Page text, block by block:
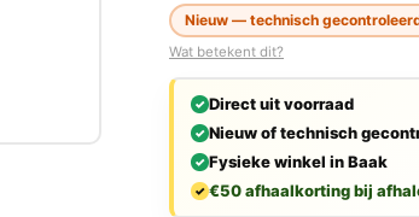
Nieuw — technisch
Wat betekent dit?
Direct uit voorraad
Nieuw of technisch
Fysieke winkel in Baak
€50 afhaalkorting bij